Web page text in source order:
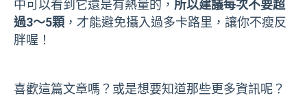
中可以看到它還是有熱量的， 所以建議每次不要超
過3～5顆 ，才能避免攝入過多卡路里，讓你不瘦反
胖喔！
喜歡這篇文章嗎？或是想要知道那些更多資訊呢？